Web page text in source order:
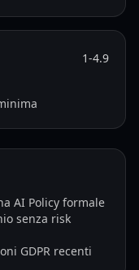
1-4.9
AI Policy formale
senza risk
GDPR recenti